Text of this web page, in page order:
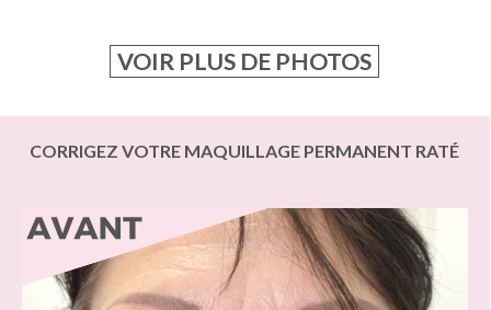
VOIR PLUS DE PHOTOS
CORRIGEZ VOTRE MAQUILLAGE PERMANENT RATÉ